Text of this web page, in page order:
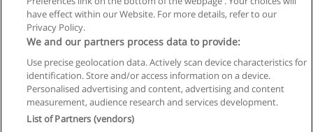
Privacidad de datos
Contactar con Educaedu
Copyright © Educaedu Business S.L. - CIF : B-95610580: -
have effect within our Website. For more details, refer to our
Privacy Policy.
We and our partners process data to provide:
Use precise geolocation data. Actively scan device characteristics for
identification. Store and/or access information on a device.
Personalised advertising and content, advertising and content
measurement, audience research and services development.
List of Partners (vendors)